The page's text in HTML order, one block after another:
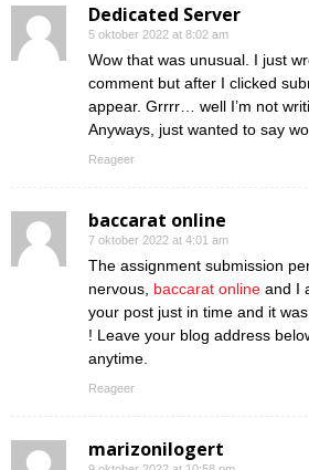
Dedicated Server
5 oktober 2022 at 8:02 am
Wow that was unusual. I just
comment but after I clicked
appear. Grrrr… well I’m not
Anyways, just wanted to say
Reageer
baccarat online
7 oktober 2022 at 4:01 am
The assignment submission
nervous, baccarat online and I
your post just in time and it
! Leave your blog address
anytime.
Reageer
marizonilogert